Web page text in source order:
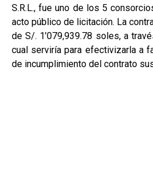
S.R.L., fue uno de los 5
acto público de licitación. La
de S/. 1’079,939.78 soles, a
cual serviría para efectivizarla a
de incumplimiento del contrato